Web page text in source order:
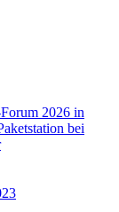
2026 in
bei